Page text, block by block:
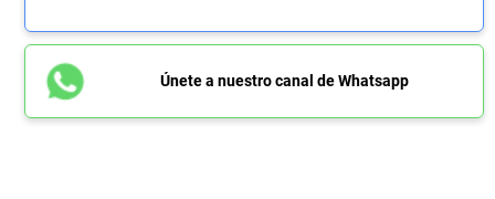
Únete a nuestro canal de Whatsapp